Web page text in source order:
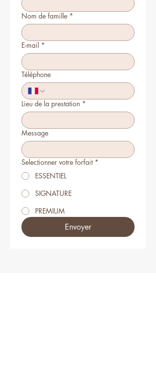
Nom de famille *
E-mail *
Téléphone
Lieu de la prestation *
Message
Selectionner votre forfait *
ESSENTIEL
SIGNATURE
PREMIUM
Envoyer